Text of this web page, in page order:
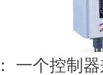
一个控制